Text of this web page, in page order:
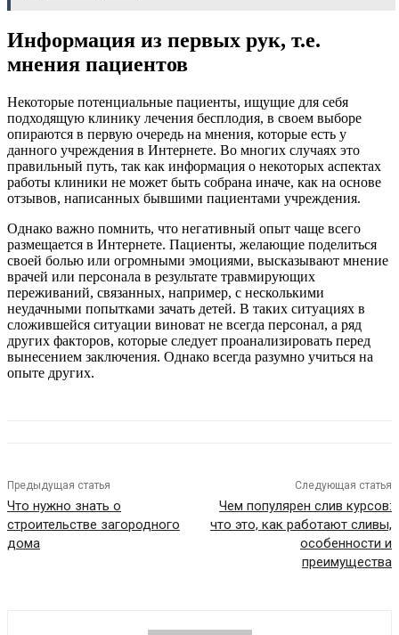
Информация из первых рук, т.е.
мнения пациентов
Некоторые потенциальные пациенты, ищущие для себя
подходящую клинику лечения бесплодия, в своем выборе
опираются в первую очередь на мнения, которые есть у
данного учреждения в Интернете. Во многих случаях это
правильный путь, так как информация о некоторых аспектах
работы клиники не может быть собрана иначе, как на основе
отзывов, написанных бывшими пациентами учреждения.
Однако важно помнить, что негативный опыт чаще всего
размещается в Интернете. Пациенты, желающие поделиться
своей болью или огромными эмоциями, высказывают мнение
врачей или персонала в результате травмирующих
переживаний, связанных, например, с несколькими
неудачными попытками зачать детей. В таких ситуациях в
сложившейся ситуации виноват не всегда персонал, а ряд
других факторов, которые следует проанализировать перед
вынесением заключения. Однако всегда разумно учиться на
опыте других.
Предыдущая статья
Что нужно знать о
строительстве загородного
дома
Следующая статья
Чем популярен слив курсов:
что это, как работают сливы,
особенности и
преимущества